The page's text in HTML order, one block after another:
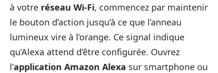
à votre réseau Wi-Fi, commencez par maintenir
le bouton d’action jusqu’à ce que l’anneau
lumineux vire à l’orange. Ce signal indique
qu’Alexa attend d’être configurée. Ouvrez
l’application Amazon Alexa sur smartphone ou